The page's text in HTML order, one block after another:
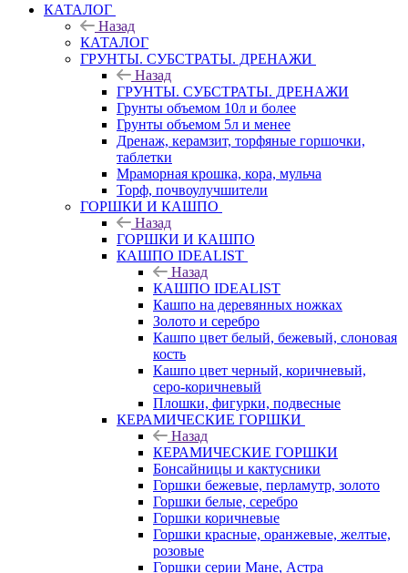
КАТАЛОГ
Назад
КАТАЛОГ
ГРУНТЫ. СУБСТРАТЫ. ДРЕНАЖИ
Назад
ГРУНТЫ. СУБСТРАТЫ. ДРЕНАЖИ
Грунты объемом 10л и более
Грунты объемом 5л и менее
Дренаж, керамзит, торфяные горшочки,
таблетки
Мраморная крошка, кора, мульча
Торф, почвоулучшители
ГОРШКИ И КАШПО
Назад
ГОРШКИ И КАШПО
КАШПО IDEALIST
Назад
КАШПО IDEALIST
Кашпо на деревянных ножках
Золото и серебро
Кашпо цвет белый, бежевый, слоновая
кость
Кашпо цвет черный, коричневый,
серо-коричневый
Плошки, фигурки, подвесные
КЕРАМИЧЕСКИЕ ГОРШКИ
Назад
КЕРАМИЧЕСКИЕ ГОРШКИ
Бонсайницы и кактусники
Горшки бежевые, перламутр, золото
Горшки белые, серебро
Горшки коричневые
Горшки красные, оранжевые, желтые,
розовые
Горшки серии Мане, Астра